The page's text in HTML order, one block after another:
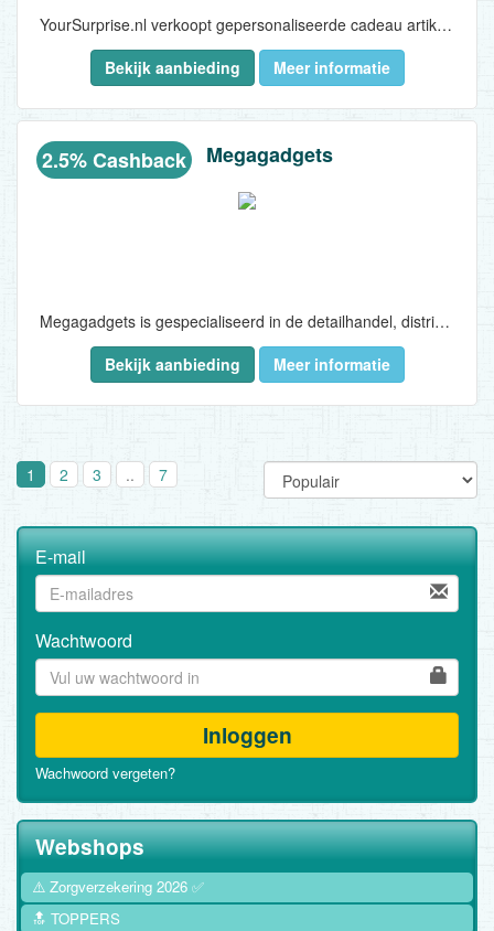
YourSurprise.nl verkoopt gepersonaliseerde cadeau artikelen via de website www.yoursurprise.nl en wordt gekenmerkt door originaliteit en onderscheidendheid van de verschillende cadeaus die heel eenvoudig te personaliseren met een eigen foto en persoonlijke tekst zijn...
Bekijk aanbieding
Meer informatie
2.5% Cashback Megagadgets
Megagadgets is gespecialiseerd in de detailhandel, distributie en verkoop van gadgets en andere nieuwe producten. We zijn altijd op zoek naar de nieuwste, leukste, gekste en mafste gadgets en cadeaus.
Om deze producten te vinden reizen wij de hele wereld af. Voor degene die het nog niet wisten, gadgets zijn leuke hebbedingen uit elke prijsklasse. Erg leuk om voor jezelf te kopen, maar ook om kado te doen aan vrienden of familie!..
Bekijk aanbieding Meer informatie
1 2 3 .. 7
E-mail
Wachtwoord
Inloggen
Wachwoord vergeten?
Webshops
⚠️ Zorgverzekering 2026 ✅
🔝 TOPPERS